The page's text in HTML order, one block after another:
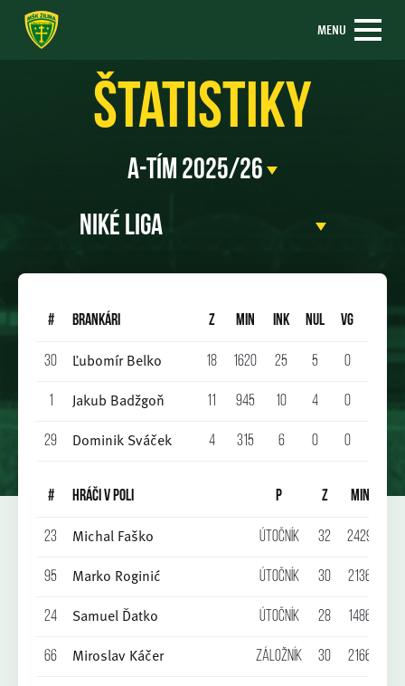
MENU
Štatistiky
# BRANKÁRI Z Min INK NUL VG
30 Ľubomír Belko 18 1620 25 5 0
1 Jakub Badžgoň 11 945 10 4 0
29 Dominik Sváček 4 315 6 0 0
# HRÁČI V POLI P Z MIN G
23 Michal Faško Útočník 32 2429
95 Marko Roginić Útočník 30 2136
24 Samuel Ďatko Útočník 28 1486
66 Miroslav Káčer Záložník 30 2166